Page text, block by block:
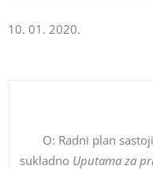
10. 01. 2020.
O: Radni plan
sukladno Uputama za